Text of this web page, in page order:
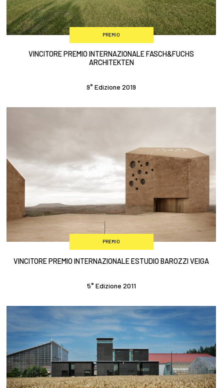
PREMIO
VINCITORE PREMIO INTERNAZIONALE FASCH&FUCHS
ARCHITEKTEN
9° Edizione 2019
PREMIO
VINCITORE PREMIO INTERNAZIONALE ESTUDIO BAROZZI VEIGA
5° Edizione 2011